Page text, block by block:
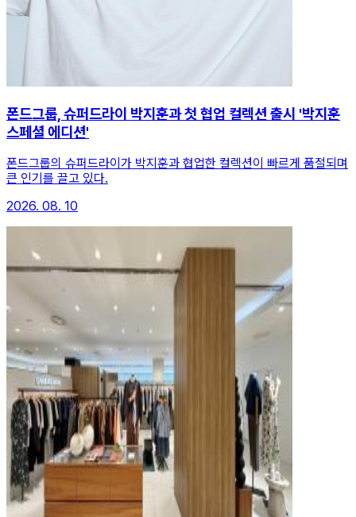
폰드그룹, 슈퍼드라이 박지훈과 첫 협업 컬렉션 출시 '박지훈
스페셜 에디션'
폰드그룹의 슈퍼드라이가 박지훈과 협업한 컬렉션이 빠르게 품절되며
큰 인기를 끌고 있다.
2026. 08. 10